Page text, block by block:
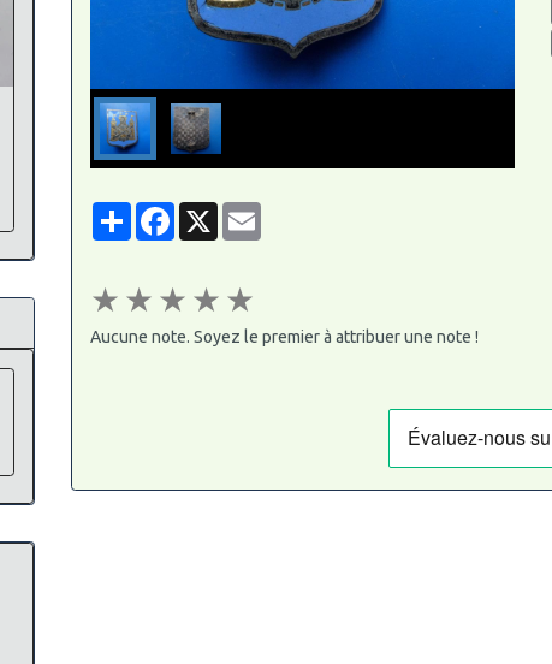
PartagerFacebook
X Email
★ ★ ★ ★ ★
Aucune note. Soyez le premier à attribuer une note !